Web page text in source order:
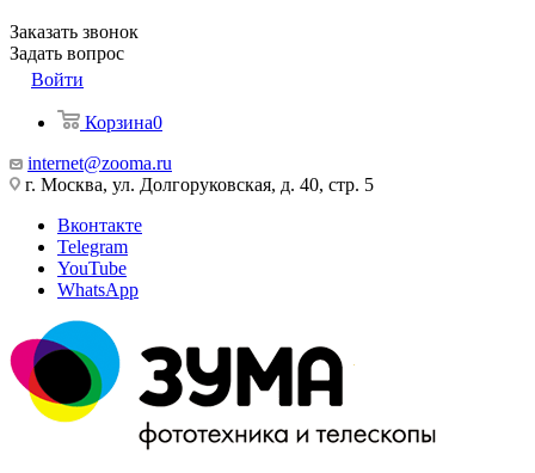
Заказать звонок
Задать вопрос
Войти
Корзина0
internet@zooma.ru
г. Москва, ул. Долгоруковская, д. 40, стр. 5
Вконтакте
Telegram
YouTube
WhatsApp